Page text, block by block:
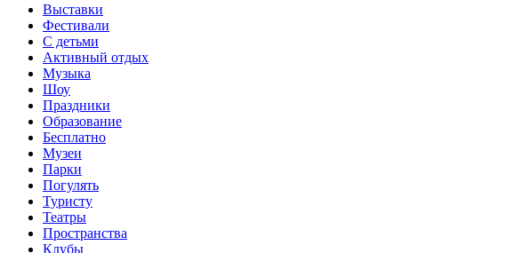
Выставки
Фестивали
С детьми
Активный отдых
Музыка
Шоу
Праздники
Образование
Бесплатно
Музеи
Парки
Погулять
Туристу
Театры
Пространства
Клубы